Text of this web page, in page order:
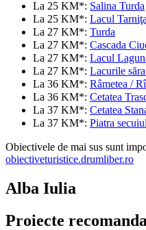
La 25 KM*: Salina Turda
La 25 KM*: Lacul Tarniţa
La 27 KM*: Turda
La 27 KM*: Cascada
La 27 KM*: Lacul
La 27 KM*: Lacurile
La 36 KM*: Râmetea /
La 36 KM*: Cetatea
La 37 KM*: Cetatea
La 37 KM*: Piatra
Obiectivele de mai sus sunt
obiectiveturistice.drumliber.ro
Alba Iulia
Proiecte